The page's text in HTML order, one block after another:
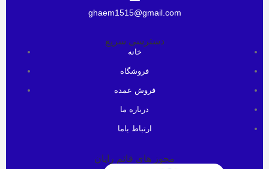
ghaem1515@gmail.com
دسترسی سریع
خانه
فروشگاه
فروش عمده
درباره ما
ارتباط باما
مجوز های قائم رایان